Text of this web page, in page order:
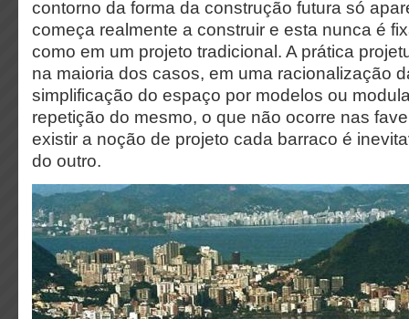
contorno da forma da construção futura só
começa realmente a construir e esta nunca é
como em um projeto tradicional. A prática
na maioria dos casos, em uma racionalização
simplificação do espaço por modelos ou
repetição do mesmo, o que não ocorre nas
existir a noção de projeto cada barraco é
do outro.